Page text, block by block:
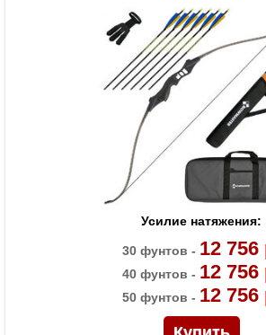
Усилие натяжения:
30 фунтов - 12 756
40 фунтов - 12 756
50 фунтов - 12 756